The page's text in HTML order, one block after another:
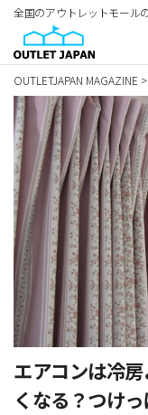
全国のアウトレットモール
OUTLETJAPAN MAGAZINE >
エアコンは冷
くなる？つけ